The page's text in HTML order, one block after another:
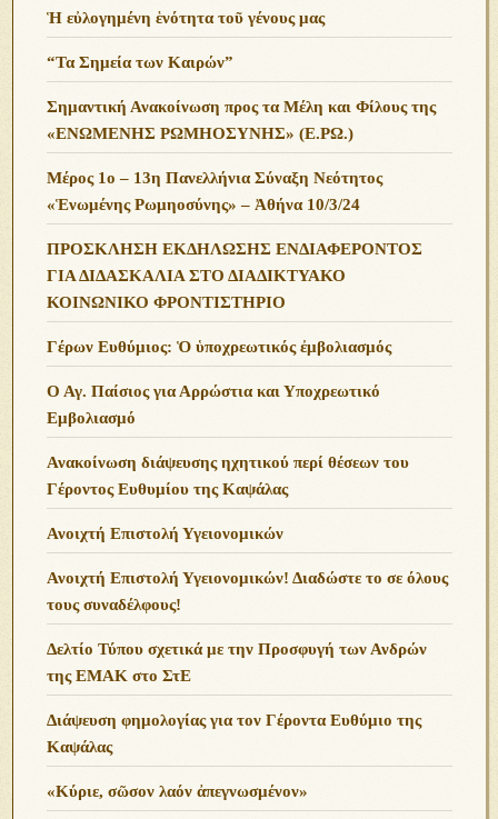
Ἡ εὐλογημένη ἑνότητα τοῦ γένους μας
“Τα Σημεία των Καιρών”
Σημαντική Ανακοίνωση προς τα Μέλη και Φίλους της
«ΕΝΩΜΕΝΗΣ ΡΩΜΗΟΣΥΝΗΣ» (Ε.ΡΩ.)
Μέρος 1ο – 13η Πανελλήνια Σύναξη Νεότητος
«Ἑνωμένης Ρωμηοσύνης» – Ἀθήνα 10/3/24
ΠΡΟΣΚΛΗΣΗ ΕΚΔΗΛΩΣΗΣ ΕΝΔΙΑΦΕΡΟΝΤΟΣ
ΓΙΑ ΔΙΔΑΣΚΑΛΙΑ ΣΤΟ ΔΙΑΔΙΚΤΥΑΚΟ
ΚΟΙΝΩΝΙΚΟ ΦΡΟΝΤΙΣΤΗΡΙΟ
Γέρων Ευθύμιος: Ὁ ὑποχρεωτικός ἐμβολιασμός
Ο Αγ. Παίσιος για Αρρώστια και Υποχρεωτικό
Εμβολιασμό
Ανακοίνωση διάψευσης ηχητικού περί θέσεων του
Γέροντος Ευθυμίου της Καψάλας
Ανοιχτή Επιστολή Υγειονομικών
Ανοιχτή Επιστολή Υγειονομικών! Διαδώστε το σε όλους
τους συναδέλφους!
Δελτίο Τύπου σχετικά με την Προσφυγή των Ανδρών
της ΕΜΑΚ στο ΣτΕ
Διάψευση φημολογίας για τον Γέροντα Ευθύμιο της
Καψάλας
«Κύριε, σῶσον λαόν ἀπεγνωσμένον»